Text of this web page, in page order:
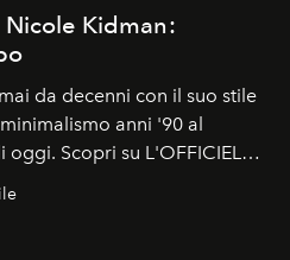
Kidman:
da decenni con il suo stile
anni '90 al
Scopri su L'OFFICIEL